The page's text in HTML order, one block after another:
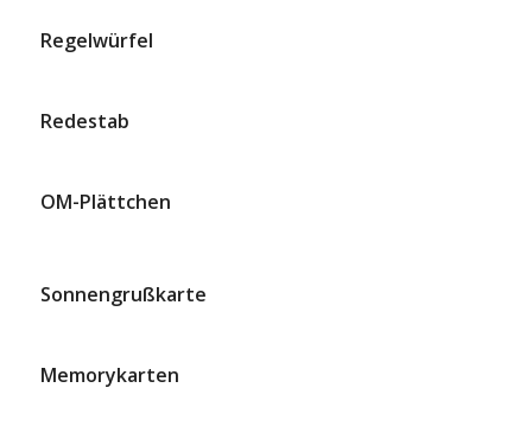
Regelwürfel
Redestab
OM-Plättchen
Sonnengrußkarte
Memorykarten